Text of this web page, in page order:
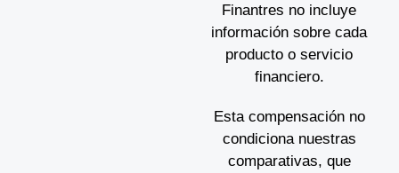
Finantres no incluye
información sobre cada
producto o servicio
financiero.
Esta compensación no
condiciona nuestras
comparativas, que